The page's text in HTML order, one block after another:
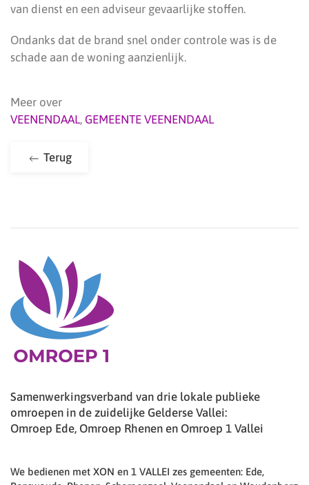
van dienst en een adviseur gevaarlijke stoffen.
Ondanks dat de brand snel onder controle was is de
schade aan de woning aanzienlijk.
Meer over
VEENENDAAL, GEMEENTE VEENENDAAL
Terug
Samenwerkingsverband van drie lokale publieke
omroepen in de zuidelijke Gelderse Vallei:
Omroep Ede, Omroep Rhenen en Omroep 1 Vallei
We bedienen met XON en 1 VALLEI zes gemeenten: Ede,